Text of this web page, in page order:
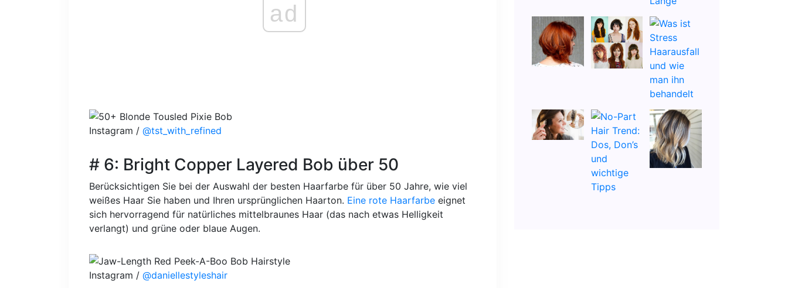
ad
Instagram / @tst_with_refined
# 6: Bright Copper Layered Bob über 50
Berücksichtigen Sie bei der Auswahl der besten Haarfarbe für über 50 Jahre, wie viel
weißes Haar Sie haben und Ihren ursprünglichen Haarton. Eine rote Haarfarbe eignet
sich hervorragend für natürliches mittelbraunes Haar (das nach etwas Helligkeit
verlangt) und grüne oder blaue Augen.
Instagram / @daniellestyleshair